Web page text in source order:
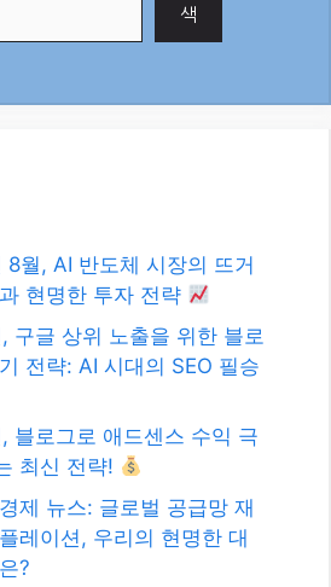
색
월, AI 반도체 시장의 뜨거
현명한 투자 전략
구글 상위 노출을 위한 블로
전략: AI 시대의 SEO 필승
블로그로 애드센스 수익 극
최신 전략!
제 뉴스: 글로벌 공급망 재
레이션, 우리의 현명한 대
?